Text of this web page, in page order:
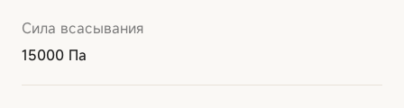
Сила всасывания
15000 Па